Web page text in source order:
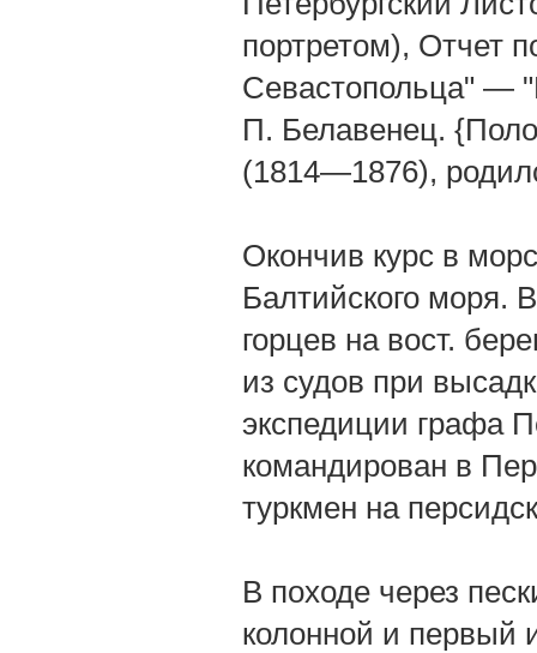
портретом), Отчет
Севастопольца" —
П. Белавенец.
(1814—1876),
Окончив курс в
Балтийского моря.
горцев на вост.
из судов при
экспедиции графа
командирован в
туркмен на
В походе через
колонной и первый